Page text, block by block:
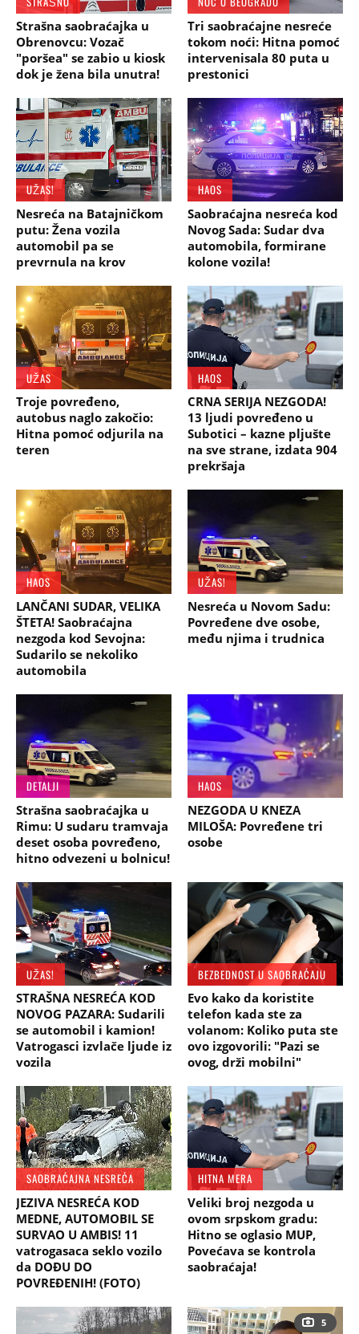
Strašna saobraćajka u
Obrenovcu: Vozač
"poršea" se zabio u kiosk
dok je žena bila unutra!
Tri saobraćajne nesreće
tokom noći: Hitna pomoć
intervenisala 80 puta u
prestonici
UŽAS!
Nesreća na Batajničkom
putu: Žena vozila
automobil pa se
prevrnula na krov
HAOS
Saobraćajna nesreća kod
Novog Sada: Sudar dva
automobila, formirane
kolone vozila!
UŽAS
Troje povređeno,
autobus naglo zakočio:
Hitna pomoć odjurila na
teren
HAOS
CRNA SERIJA NEZGODA!
13 ljudi povređeno u
Subotici – kazne pljušte
na sve strane, izdata 904
prekršaja
HAOS
LANČANI SUDAR, VELIKA
ŠTETA! Saobraćajna
nezgoda kod Sevojna:
Sudarilo se nekoliko
automobila
UŽAS!
Nesreća u Novom Sadu:
Povređene dve osobe,
među njima i trudnica
DETALJI
Strašna saobraćajka u
Rimu: U sudaru tramvaja
deset osoba povređeno,
hitno odvezeni u bolnicu!
HAOS
NEZGODA U KNEZA
MILOŠA: Povređene tri
osobe
UŽAS!
STRAŠNA NESREĆA KOD
NOVOG PAZARA: Sudarili
se automobil i kamion!
Vatrogasci izvlače ljude iz
vozila
BEZBEDNOST U SAOBRAĆAJU
Evo kako da koristite
telefon kada ste za
volanom: Koliko puta ste
ovo izgovorili: "Pazi se
ovog, drži mobilni"
SAOBRAĆAJNA NESREĆA
JEZIVA NESREĆA KOD
MEDNE, AUTOMOBIL SE
SURVAO U AMBIS! 11
vatrogasaca seklo vozilo
da DOĐU DO
POVREĐENIH! (FOTO)
HITNA MERA
Veliki broj nezgoda u
ovom srpskom gradu:
Hitno se oglasio MUP,
Povećava se kontrola
saobraćaja!
5